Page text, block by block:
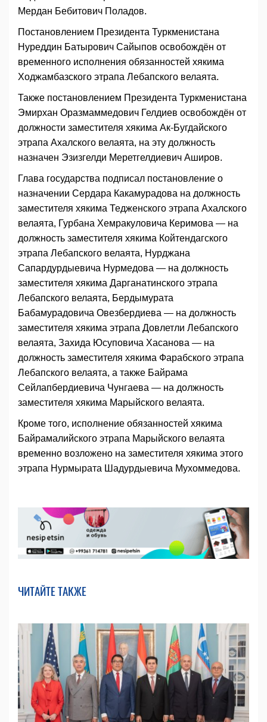
Мердан Бебитович Поладов.
Постановлением Президента Туркменистана
Нуреддин Батырович Сайыпов освобождён от
временного исполнения обязанностей хякима
Ходжамбазского этрапа Лебапского велаята.
Также постановлением Президента Туркменистана
Эмирхан Оразмаммедович Гелдиев освобождён от
должности заместителя хякима Ак-Бугдайского
этрапа Ахалского велаята, на эту должность
назначен Эзизгелди Меретгелдиевич Аширов.
Глава государства подписал постановление о
назначении Сердара Какамурадова на должность
заместителя хякима Тедженского этрапа Ахалского
велаята, Гурбана Хемракуловича Керимова — на
должность заместителя хякима Койтендагского
этрапа Лебапского велаята, Нурджана
Сапардурдыевича Нурмедова — на должность
заместителя хякима Дарганатинского этрапа
Лебапского велаята, Бердымурата
Бабамурадовича Овезбердиева — на должность
заместителя хякима этрапа Довлетли Лебапского
велаята, Захида Юсуповича Хасанова — на
должность заместителя хякима Фарабского этрапа
Лебапского велаята, а также Байрама
Сейлапбердиевича Чунгаева — на должность
заместителя хякима Марыйского велаята.
Кроме того, исполнение обязанностей хякима
Байрамалийского этрапа Марыйского велаята
временно возложено на заместителя хякима этого
этрапа Нурмырата Шадурдыевича Мухоммедова.
ЧИТАЙТЕ ТАКЖЕ